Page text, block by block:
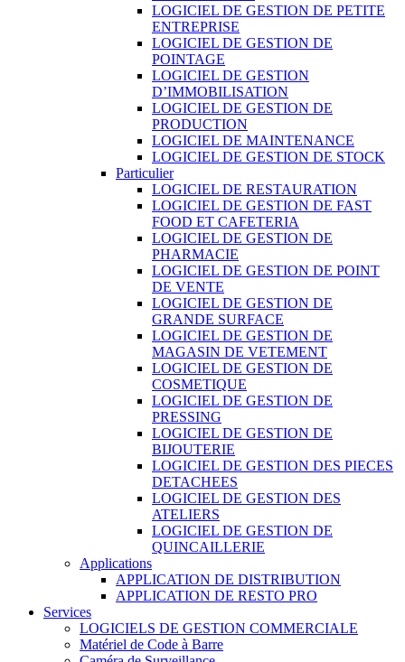
LOGICIEL DE GESTION DE PETITE
ENTREPRISE
LOGICIEL DE GESTION DE
POINTAGE
LOGICIEL DE GESTION
D’IMMOBILISATION
LOGICIEL DE GESTION DE
PRODUCTION
LOGICIEL DE MAINTENANCE
LOGICIEL DE GESTION DE STOCK
Particulier
LOGICIEL DE RESTAURATION
LOGICIEL DE GESTION DE FAST
FOOD ET CAFETERIA
LOGICIEL DE GESTION DE
PHARMACIE
LOGICIEL DE GESTION DE POINT
DE VENTE
LOGICIEL DE GESTION DE
GRANDE SURFACE
LOGICIEL DE GESTION DE
MAGASIN DE VETEMENT
LOGICIEL DE GESTION DE
COSMETIQUE
LOGICIEL DE GESTION DE
PRESSING
LOGICIEL DE GESTION DE
BIJOUTERIE
LOGICIEL DE GESTION DES PIECES
DETACHEES
LOGICIEL DE GESTION DES
ATELIERS
LOGICIEL DE GESTION DE
QUINCAILLERIE
Applications
APPLICATION DE DISTRIBUTION
APPLICATION DE RESTO PRO
Services
LOGICIELS DE GESTION COMMERCIALE
Matériel de Code à Barre